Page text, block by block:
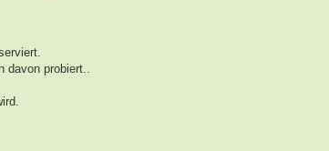
probiert..